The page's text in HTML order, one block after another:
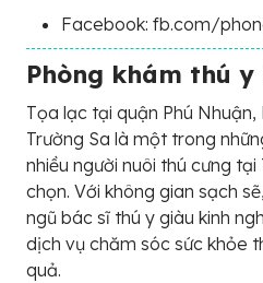
Facebook: fb.com/
Phòng khám thú y
Tọa lạc tại quận Phú
Trường Sa là một trong
nhiều người nuôi thú cưng
chọn. Với không gian sạch
ngũ bác sĩ thú y giàu kinh
dịch vụ chăm sóc sức khỏe
quả.